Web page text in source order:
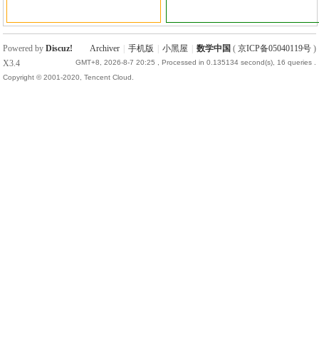
Archiver 手机版 小黑屋 数学中国 ( 京ICP备05040119号)
GMT+8, 2026-8-7 20:25 , Processed in 0.135134 second(s), 16 queries .
Powered byDiscuz!
X3.4
Copyright © 2001-2020, Tencent Cloud.